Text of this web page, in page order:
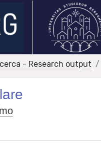
- Research output